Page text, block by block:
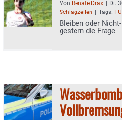
Von Renate Drax Di.
Schlagzeilen
Tags:
Bleiben oder
gestern die Frage